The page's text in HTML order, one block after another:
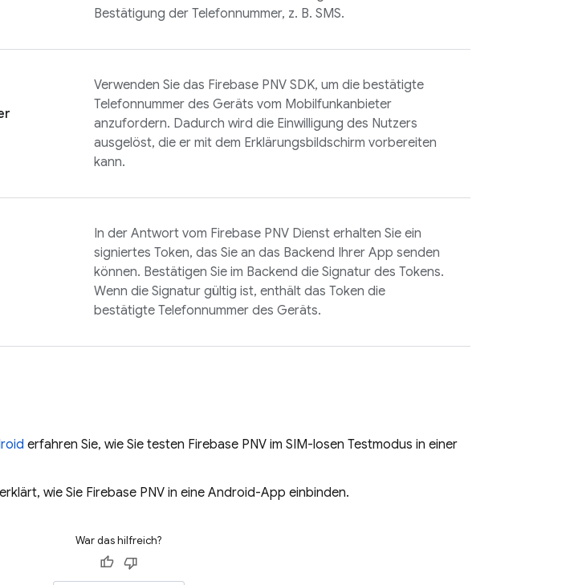
Bestätigung der Telefonnummer, z. B. SMS.
Verwenden Sie das Firebase PNV SDK, um die bestätigte
Telefonnummer des Geräts vom Mobilfunkanbieter
anzufordern. Dadurch wird die Einwilligung des Nutzers
ausgelöst, die er mit dem Erklärungsbildschirm vorbereiten
kann.
In der Antwort vom Firebase PNV Dienst erhalten Sie ein
signiertes Token, das Sie an das Backend Ihrer App senden
können. Bestätigen Sie im Backend die Signatur des Tokens.
Wenn die Signatur gültig ist, enthält das Token die
bestätigte Telefonnummer des Geräts.
erfahren Sie, wie Sie testen Firebase PNV im SIM-losen Testmodus in einer
wie Sie Firebase PNV in eine Android-App einbinden.
War das hilfreich?